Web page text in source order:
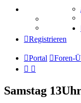
Tipprunde
Comunio
Registrieren
Portal Foren-
Samstag